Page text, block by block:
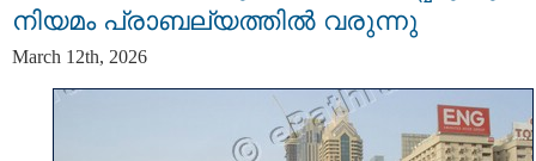
നിയമം പ്രാബല്യത്തിൽ വരുന്നു
March 12th, 2026